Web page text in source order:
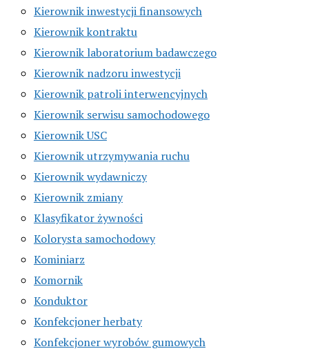
Kierownik inwestycji finansowych
Kierownik kontraktu
Kierownik laboratorium badawczego
Kierownik nadzoru inwestycji
Kierownik patroli interwencyjnych
Kierownik serwisu samochodowego
Kierownik USC
Kierownik utrzymywania ruchu
Kierownik wydawniczy
Kierownik zmiany
Klasyfikator żywności
Kolorysta samochodowy
Kominiarz
Komornik
Konduktor
Konfekcjoner herbaty
Konfekcjoner wyrobów gumowych